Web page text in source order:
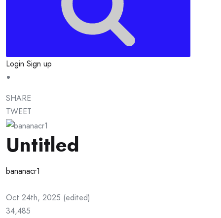
Login Sign up
SHARE
TWEET
Untitled
bananacr1
Oct 24th, 2025 (edited)
34,485